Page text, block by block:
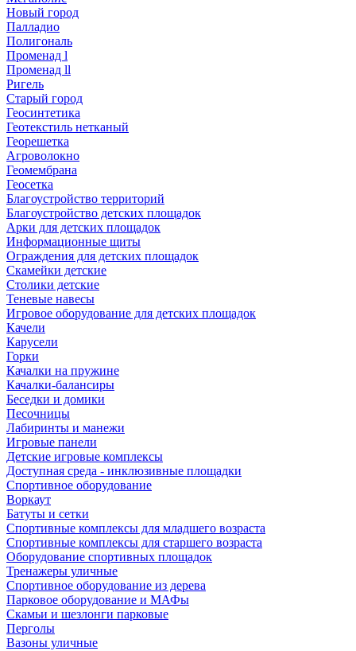
Новый город
Палладио
Полигональ
Променад l
Променад ll
Ригель
Старый город
Геосинтетика
Геотекстиль нетканый
Георешетка
Агроволокно
Геомембрана
Геосетка
Благоустройство территорий
Благоустройство детских площадок
Арки для детских площадок
Информационные щиты
Ограждения для детских площадок
Скамейки детские
Столики детские
Теневые навесы
Игровое оборудование для детских площадок
Качели
Карусели
Горки
Качалки на пружине
Качалки-балансиры
Беседки и домики
Песочницы
Лабиринты и манежи
Игровые панели
Детские игровые комплексы
Доступная среда - инклюзивные площадки
Спортивное оборудование
Воркаут
Батуты и сетки
Спортивные комплексы для младшего возраста
Спортивные комплексы для старшего возраста
Оборудование спортивных площадок
Тренажеры уличные
Спортивное оборудование из дерева
Парковое оборудование и МАФы
Скамьи и шезлонги парковые
Перголы
Вазоны уличные